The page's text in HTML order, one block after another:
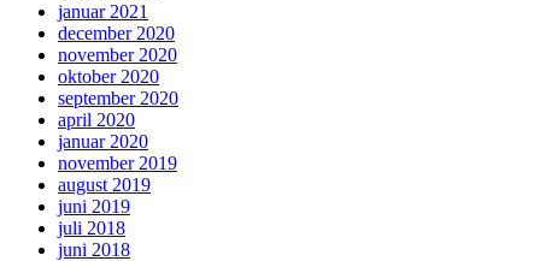
januar 2021
december 2020
november 2020
oktober 2020
september 2020
april 2020
januar 2020
november 2019
august 2019
juni 2019
juli 2018
juni 2018